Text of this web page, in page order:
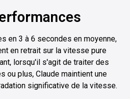
en 3 à 6 secondes en moyenne,
en retrait sur la vitesse pure
lorsqu'il s'agit de traiter des
ou plus, Claude maintient une
significative de la vitesse.